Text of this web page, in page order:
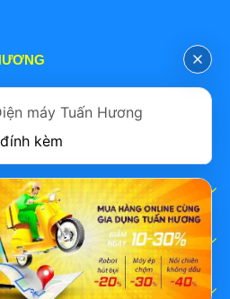
Đình, Hà Nội
máy Tuấn Hương
kèm